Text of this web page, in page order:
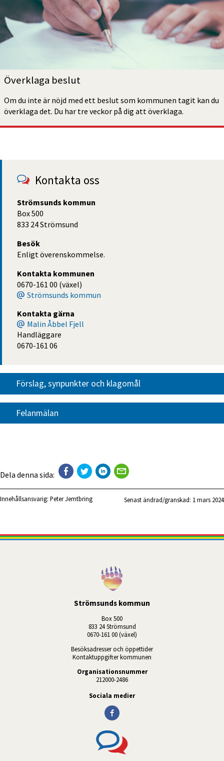
Överklaga beslut
Om du inte är nöjd med ett beslut som kommunen tagit kan du
överklaga det. Du har tre veckor på dig att överklaga.
Kontakta oss
Strömsunds kommun
Box 500
833 24 Strömsund
Besök
Enligt överenskommelse.
Kontakta kommunen
0670-161 00 (växel)
Strömsunds kommun
Kontakta gärna
Malin Åbbel Fjell
Handläggare
0670-161 06
Förslag, synpunkter och klagomål
Felanmälan
Dela denna sida:
Innehållsansvarig: Peter Jemtbring Senast ändrad/granskad: 1 mars 2024
Strömsunds kommun
Box 500
833 24 Strömsund
0670-161 00 (växel)
Besöksadresser och öppettider
Kontaktuppgifter kommunen
Organisationsnummer
212000-2486
Sociala medier